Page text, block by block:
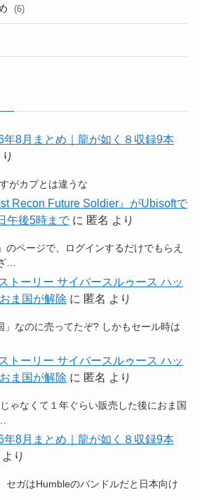
(6)
8月まとめ｜龍が如く８収録9本
がカプとは違うな
Recon Future Soldier』がUbisoftで
午後5時までに 匿名 より
のページで、ログインするだけでもらえ
…
トーリー サイバースルゥース ハッ
ま国が解除 に 匿名 より
」なのに売ってたぞ? しかもセール時は
トーリー サイバースルゥース ハッ
ま国が解除 に 匿名 より
ゃなくて１年ぐらい販売した後におま国
8月まとめ｜龍が如く８収録9本
より
セガはHumbleのバンドルだと日本向け